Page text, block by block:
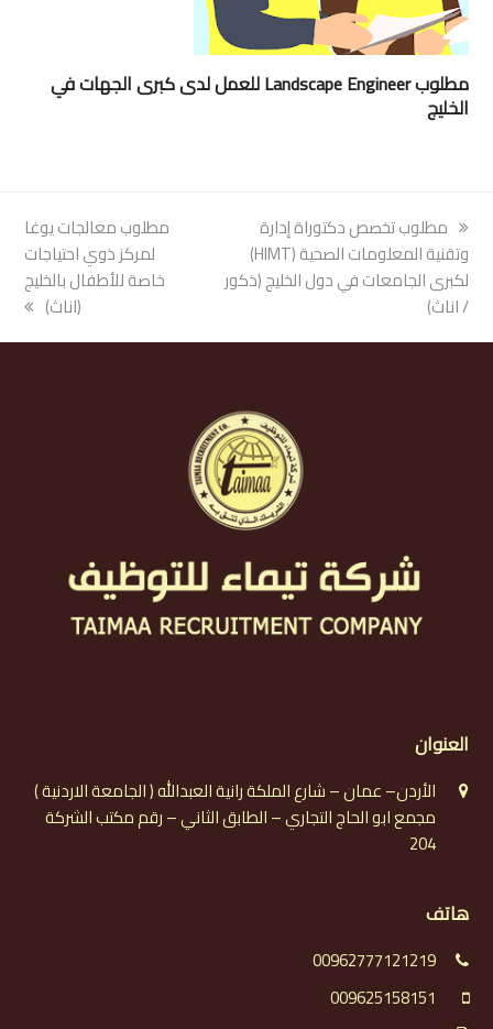
مطلوب Landscape Engineer للعمل لدى كبرى الجهات في
الخليج
previous
post:
مطلوب تخصص دكتوراة إدارة
وتقنية المعلومات الصحية (HIMT)
لكبرى الجامعات في دول الخليج (ذكور
/ اناث)
next
post:
مطلوب معالجات يوغا
لمركز ذوي احتياجات
خاصة للأطفال بالخليج
(اناث)
العنوان
الأردن– عمان – شارع الملكة رانية العبدالله ( الجامعة الاردنية )
مجمع ابو الحاج التجاري – الطابق الثاني – رقم مكتب الشركة
204
هاتف
00962777121219
009625158151